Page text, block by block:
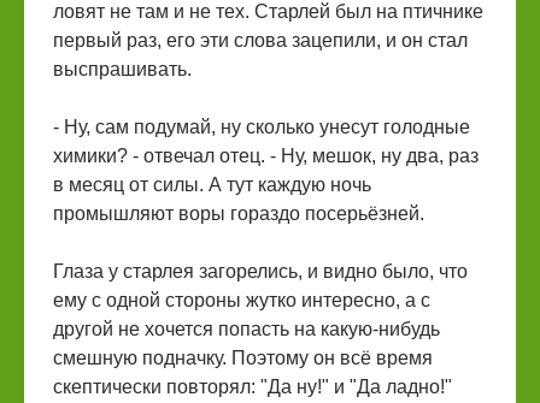
ловят не там и не тех. Старлей был на птичнике
первый раз, его эти слова зацепили, и он стал
выспрашивать.
- Ну, сам подумай, ну сколько унесут голодные
химики? - отвечал отец. - Ну, мешок, ну два, раз
в месяц от силы. А тут каждую ночь
промышляют воры гораздо посерьёзней.
Глаза у старлея загорелись, и видно было, что
ему с одной стороны жутко интересно, а с
другой не хочется попасть на какую-нибудь
смешную подначку. Поэтому он всё время
скептически повторял: "Да ну!" и "Да ладно!"